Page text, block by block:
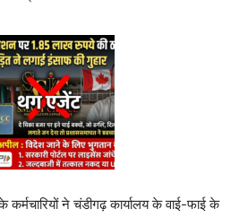
कर्मचारियों ने चंडीगढ़ कार्यालय के वाई-फाई के